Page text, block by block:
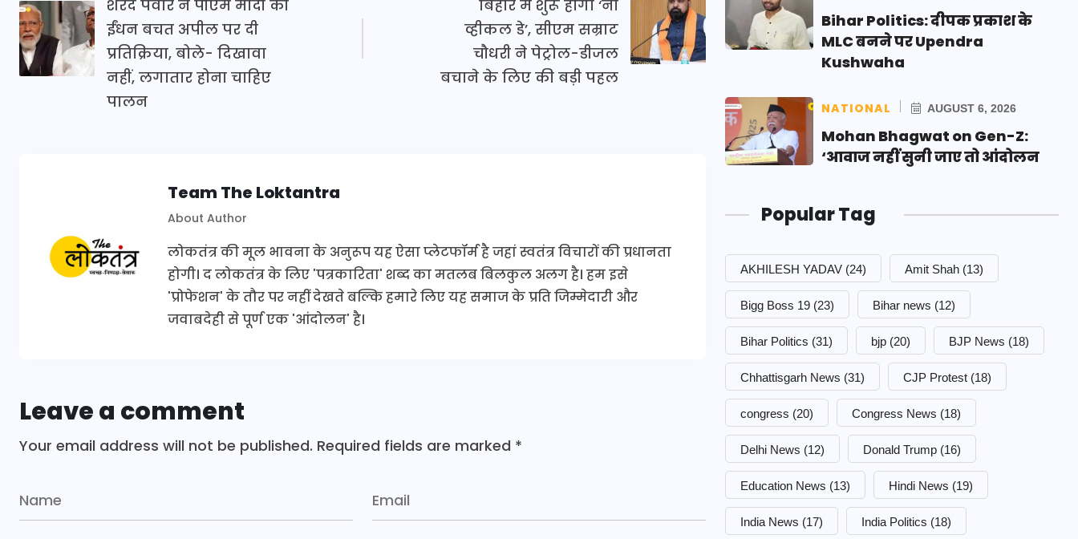
शरद पवार ने पीएम मोदी की
ईंधन बचत अपील पर दी
प्रतिक्रिया, बोले- दिखावा
नहीं, लगातार होना चाहिए
पालन
बिहार में शुरू होगा ‘नो
व्हीकल डे’, सीएम सम्राट
चौधरी ने पेट्रोल-डीजल
बचाने के लिए की बड़ी पहल
Team The Loktantra
About Author
लोकतंत्र की मूल भावना के अनुरूप यह ऐसा प्लेटफॉर्म है जहां स्वतंत्र विचारों की प्रधानता
होगी। द लोकतंत्र के लिए 'पत्रकारिता' शब्द का मतलब बिलकुल अलग है। हम इसे
'प्रोफेशन' के तौर पर नहीं देखते बल्कि हमारे लिए यह समाज के प्रति जिम्मेदारी और
जवाबदेही से पूर्ण एक 'आंदोलन' है।
Leave a comment
Your email address will not be published. Required fields are marked *
Bihar Politics: दीपक प्रकाश के
MLC बनने पर Upendra
Kushwaha
NATIONAL AUGUST 6, 2026
Mohan Bhagwat on Gen-Z:
‘आवाज नहीं सुनी जाए तो आंदोलन
Popular Tag
AKHILESH YADAV (24) Amit Shah (13)
Bigg Boss 19 (23) Bihar news (12)
Bihar Politics (31) bjp (20) BJP News (18)
Chhattisgarh News (31) CJP Protest (18)
congress (20) Congress News (18)
Delhi News (12) Donald Trump (16)
Education News (13) Hindi News (19)
India News (17) India Politics (18)